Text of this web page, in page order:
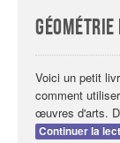
Géométrie
Voici un petit
comment
œuvres d'arts.
Continuer la